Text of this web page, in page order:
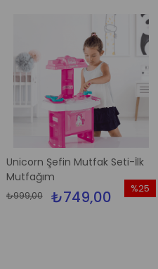
Unicorn Şefin Mutfak Seti-İlk
Mutfağım
₺749,00
₺999,00
%25